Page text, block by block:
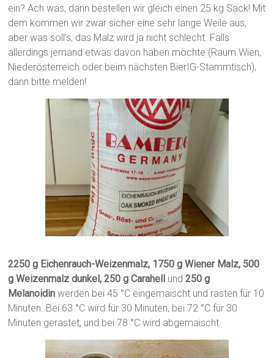
ein? Ach was, dann bestellen wir gleich einen 25 kg Sack! Mit
dem kommen wir zwar sicher eine sehr lange Weile aus,
aber was soll’s, das Malz wird ja nicht schlecht. Falls
allerdings jemand etwas davon haben möchte (Raum Wien,
Niederösterreich oder beim nächsten BierIG-Stammtisch),
dann bitte melden!
2250 g Eichenrauch-Weizenmalz, 1750 g Wiener Malz, 500
g Weizenmalz dunkel, 250 g Carahell und250 g
Melanoidin werden bei 45 °C eingemaischt und rasten für 10
Minuten. Bei 63 °C wird für 30 Minuten, bei 72 °C für 30
Minuten gerastet, und bei 78 °C wird abgemaischt.